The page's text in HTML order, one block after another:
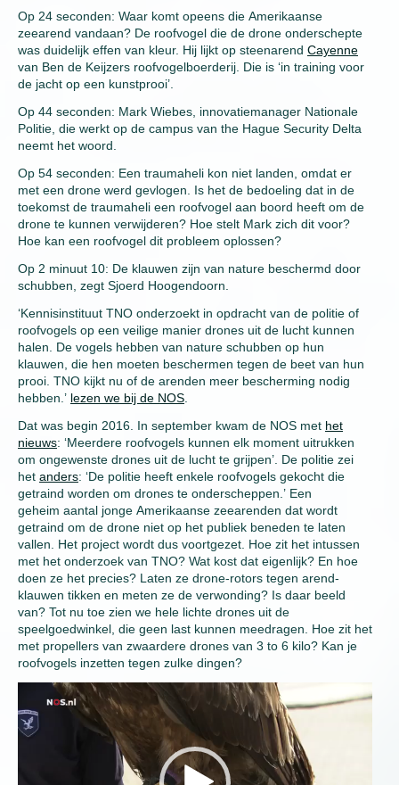
Op 24 seconden: Waar komt opeens die Amerikaanse
zeearend vandaan? De roofvogel die de drone onderschepte
was duidelijk effen van kleur. Hij lijkt op steenarend Cayenne
van Ben de Keijzers roofvogelboerderij. Die is ‘in training voor
de jacht op een kunstprooi’.
Op 44 seconden: Mark Wiebes, innovatiemanager Nationale
Politie, die werkt op de campus van the Hague Security Delta
neemt het woord.
Op 54 seconden: Een traumaheli kon niet landen, omdat er
met een drone werd gevlogen. Is het de bedoeling dat in de
toekomst de traumaheli een roofvogel aan boord heeft om de
drone te kunnen verwijderen? Hoe stelt Mark zich dit voor?
Hoe kan een roofvogel dit probleem oplossen?
Op 2 minuut 10: De klauwen zijn van nature beschermd door
schubben, zegt Sjoerd Hoogendoorn.
‘Kennisinstituut TNO onderzoekt in opdracht van de politie of
roofvogels op een veilige manier drones uit de lucht kunnen
halen. De vogels hebben van nature schubben op hun
klauwen, die hen moeten beschermen tegen de beet van hun
prooi. TNO kijkt nu of de arenden meer bescherming nodig
hebben.’ lezen we bij de NOS
Dat was begin 2016. In september kwam de NOS met het
nieuws: ‘Meerdere roofvogels kunnen elk moment uitrukken
om ongewenste drones uit de lucht te grijpen’. De politie zei
het anders: ‘De politie heeft enkele roofvogels gekocht die
getraind worden om drones te onderscheppen.’ Een
geheim aantal jonge Amerikaanse zeearenden dat wordt
getraind om de drone niet op het publiek beneden te laten
vallen. Het project wordt dus voortgezet. Hoe zit het intussen
met het onderzoek van TNO? Wat kost dat eigenlijk? En hoe
doen ze het precies? Laten ze drone-rotors tegen arend-
klauwen tikken en meten ze de verwonding? Is daar beeld
van? Tot nu toe zien we hele lichte drones uit de
speelgoedwinkel, die geen last kunnen meedragen. Hoe zit het
met propellers van zwaardere drones van 3 to 6 kilo? Kan je
roofvogels inzetten tegen zulke dingen?
Player